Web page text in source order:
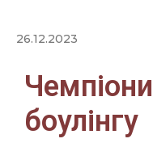
26.12.2023
боулінгу